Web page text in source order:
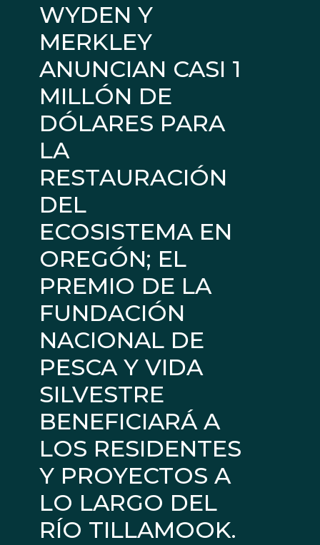
WYDEN Y
MERKLEY
ANUNCIAN CASI 1
MILLÓN DE
DÓLARES PARA
LA
RESTAURACIÓN
DEL
ECOSISTEMA EN
OREGÓN; EL
PREMIO DE LA
FUNDACIÓN
NACIONAL DE
PESCA Y VIDA
SILVESTRE
BENEFICIARÁ A
LOS RESIDENTES
Y PROYECTOS A
LO LARGO DEL
RÍO TILLAMOOK.